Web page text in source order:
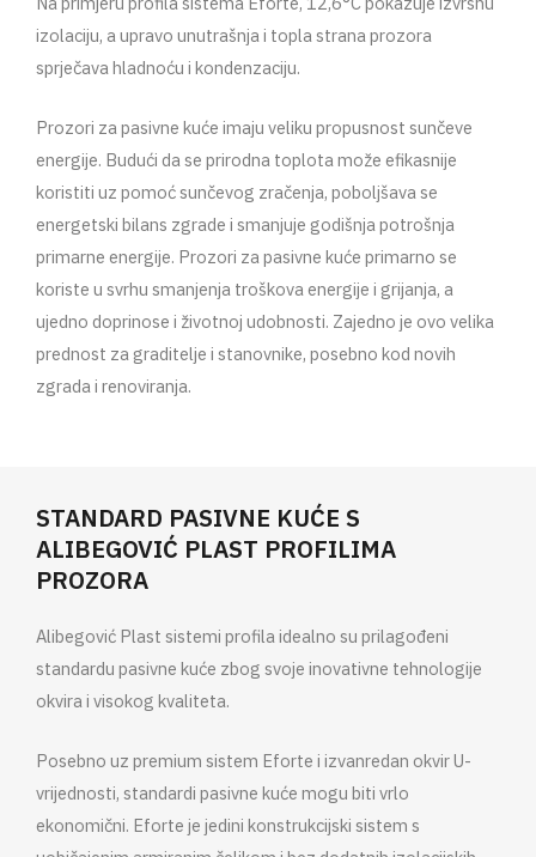
izolaciju, a upravo unutrašnja i topla strana prozora
sprječava hladnoću i kondenzaciju.
Prozori za pasivne kuće imaju veliku propusnost sunčeve
energije. Budući da se prirodna toplota može efikasnije
koristiti uz pomoć sunčevog zračenja, poboljšava se
energetski bilans zgrade i smanjuje godišnja potrošnja
primarne energije. Prozori za pasivne kuće primarno se
koriste u svrhu smanjenja troškova energije i grijanja, a
ujedno doprinose i životnoj udobnosti. Zajedno je ovo velika
prednost za graditelje i stanovnike, posebno kod novih
zgrada i renoviranja.
STANDARD PASIVNE KUĆE S
ALIBEGOVIĆ PLAST PROFILIMA
PROZORA
Alibegović Plast sistemi profila idealno su prilagođeni
standardu pasivne kuće zbog svoje inovativne tehnologije
okvira i visokog kvaliteta.
Posebno uz premium sistem Eforte i izvanredan okvir U-
vrijednosti, standardi pasivne kuće mogu biti vrlo
ekonomični. Eforte je jedini konstrukcijski sistem s